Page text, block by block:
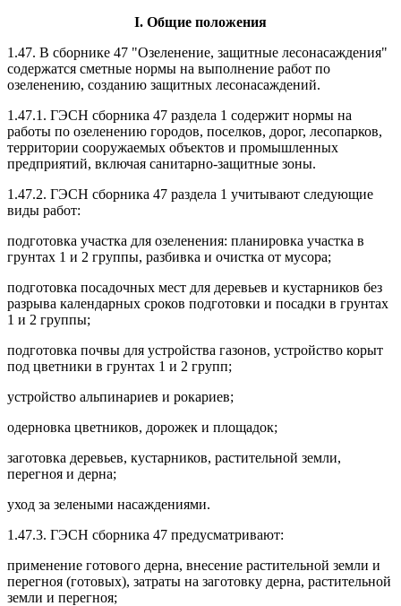
I. Общие положения
1.47. В сборнике 47 "Озеленение, защитные лесонасаждения"
содержатся сметные нормы на выполнение работ по
озеленению, созданию защитных лесонасаждений.
1.47.1. ГЭСН сборника 47 раздела 1 содержит нормы на
работы по озеленению городов, поселков, дорог, лесопарков,
территории сооружаемых объектов и промышленных
предприятий, включая санитарно-защитные зоны.
1.47.2. ГЭСН сборника 47 раздела 1 учитывают следующие
виды работ:
подготовка участка для озеленения: планировка участка в
грунтах 1 и 2 группы, разбивка и очистка от мусора;
подготовка посадочных мест для деревьев и кустарников без
разрыва календарных сроков подготовки и посадки в грунтах
1 и 2 группы;
подготовка почвы для устройства газонов, устройство корыт
под цветники в грунтах 1 и 2 групп;
устройство альпинариев и рокариев;
одерновка цветников, дорожек и площадок;
заготовка деревьев, кустарников, растительной земли,
перегноя и дерна;
уход за зелеными насаждениями.
1.47.3. ГЭСН сборника 47 предусматривают:
применение готового дерна, внесение растительной земли и
перегноя (готовых), затраты на заготовку дерна, растительной
земли и перегноя;